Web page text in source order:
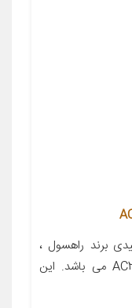
برند راهسول ،
چوب سوپاپ بزر گ راهسول مدل AC211 می باشد. این